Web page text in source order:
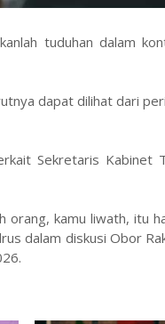
tuduhan dalam
dapat dilihat dari
Sekretaris Kabinet
orang, kamu liwath, itu
dalam diskusi Obor